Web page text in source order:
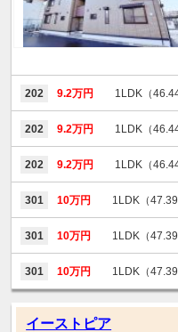
202 9.2万円 1LDK（
202 9.2万円 1LDK（
202 9.2万円 1LDK（
301 10万円 1LDK（
301 10万円 1LDK（
301 10万円 1LDK（
イーストピア